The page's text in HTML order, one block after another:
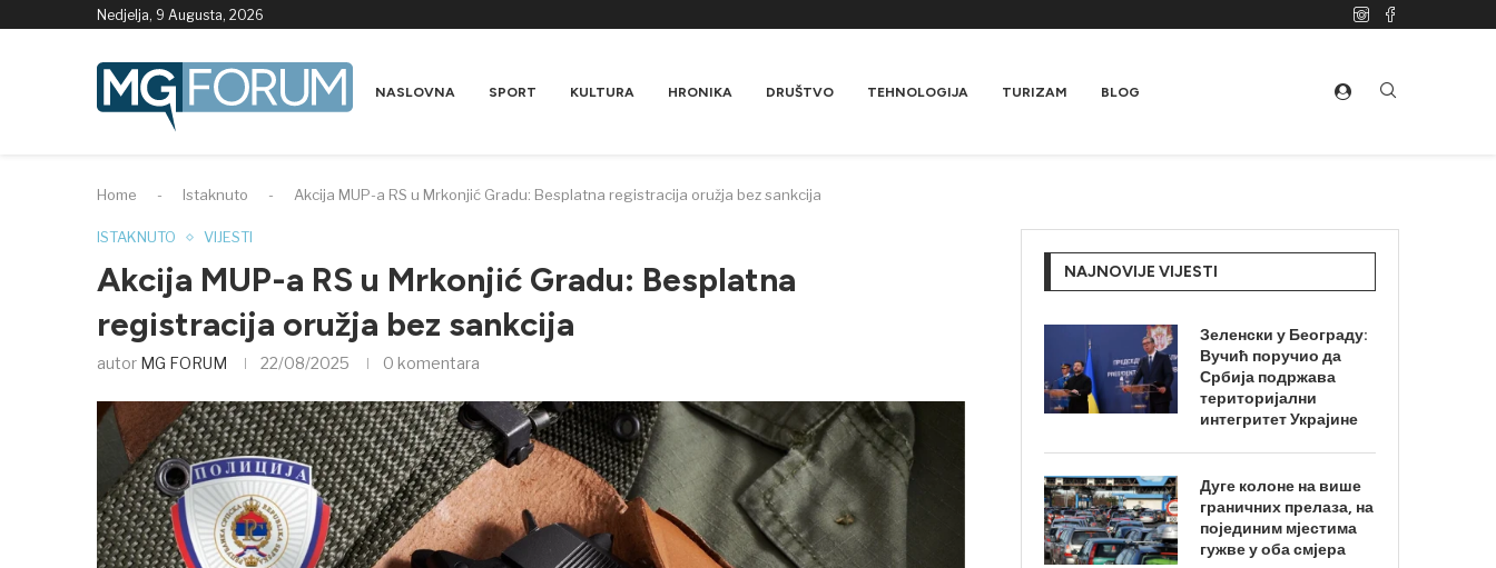
Nedjelja, 9 Augusta, 2026
NASLOVNA SPORT KULTURA HRONIKA DRUŠTVO TEHNOLOGIJA TURIZAM BLOG
Home - Istaknuto - Akcija MUP-a RS u Mrkonjić Gradu: Besplatna registracija oružja bez sankcija
ISTAKNUTO VIJESTI
Akcija MUP-a RS u Mrkonjić Gradu: Besplatna
registracija oružja bez sankcija
autor MG FORUM 22/08/2025 0 komentara
NAJNOVIJE VIJESTI
Зеленски у Београду:
Вучић поручио да
Србија подржава
територијални
интегритет Украјине
Дуге колоне на више
граничних прелаза, на
појединим мјестима
гужве у оба смјера